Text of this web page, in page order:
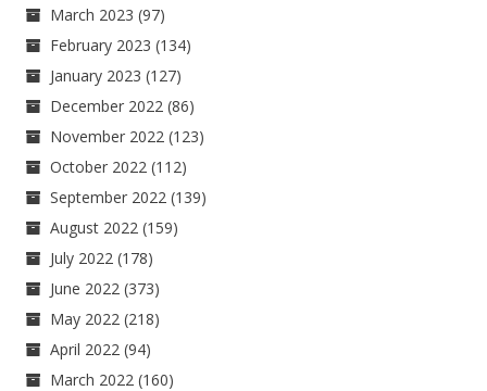
March 2023 (97)
February 2023 (134)
January 2023 (127)
December 2022 (86)
November 2022 (123)
October 2022 (112)
September 2022 (139)
August 2022 (159)
July 2022 (178)
June 2022 (373)
May 2022 (218)
April 2022 (94)
March 2022 (160)